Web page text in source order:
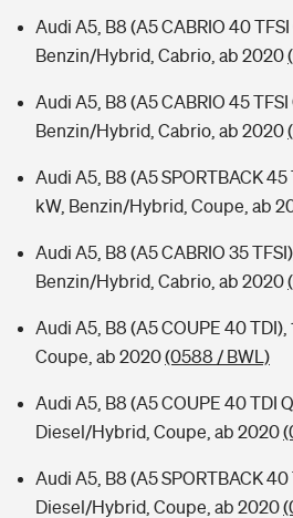
Audi A5, B8 (A5 CABRIO 40 TFSI
Benzin/Hybrid, Cabrio, ab 2020
Audi A5, B8 (A5 CABRIO 45 TFSI
Benzin/Hybrid, Cabrio, ab 2020
Audi A5, B8 (A5 SPORTBACK 45
kW, Benzin/Hybrid, Coupe, ab
Audi A5, B8 (A5 CABRIO 35
Benzin/Hybrid, Cabrio, ab 2020
Audi A5, B8 (A5 COUPE 40
Coupe, ab 2020(0588 / BWL)
Audi A5, B8 (A5 COUPE 40 TDI
Diesel/Hybrid, Coupe, ab 2020
Audi A5, B8 (A5 SPORTBACK 40
Diesel/Hybrid, Coupe, ab 2020